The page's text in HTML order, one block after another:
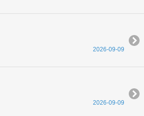
2026-09-09
2026-09-09